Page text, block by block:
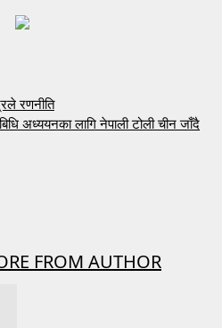
रणनीति
अध्ययनका लागि नेपाली टोली चीन जाँदै
FROM AUTHOR